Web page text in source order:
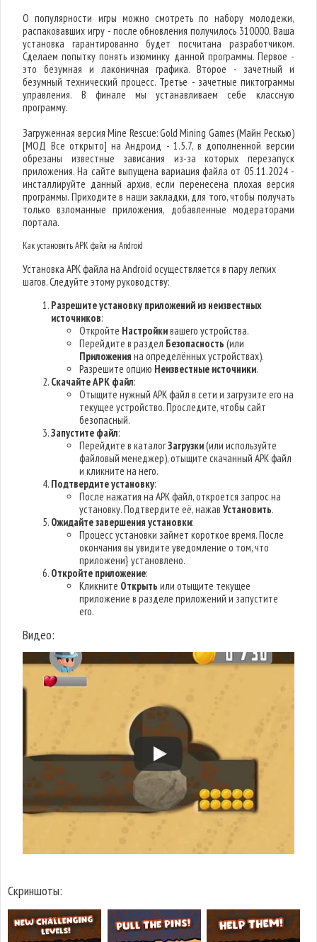
О популярности игры можно смотреть по набору молодежи,
распаковавших игру - после обновления получилось 310000. Ваша
установка гарантированно будет посчитана разработчиком.
Сделаем попытку понять изюминку данной программы. Первое -
это безумная и лаконичная графика. Второе - зачетный и
безумный технический процесс. Третье - зачетные пиктограммы
управления. В финале мы устанавливаем себе классную
программу.
Загруженная версия Mine Rescue: Gold Mining Games (Майн Рескью)
[МОД Все открыто] на Андроид - 1.5.7, в дополненной версии
обрезаны известные зависания из-за которых перезапуск
приложения. На сайте выпущена вариация файла от 05.11.2024 -
инсталлируйте данный архив, если перенесена плохая версия
программы. Приходите в наши закладки, для того, чтобы получать
только взломанные приложения, добавленные модераторами
портала.
Как установить APK файл на Android
Установка APK файла на Android осуществляется в пару легких
шагов. Следуйте этому руководству:
Разрешите установку приложений из неизвестных
источников:
Откройте Настройкивашего устройства.
Перейдите в раздел Безопасность (или
Приложения на определённых устройствах).
Разрешите опцию Неизвестные источники.
Скачайте APK файл:
Отыщите нужный APK файл в сети и загрузите его на
текущее устройство. Проследите, чтобы сайт
безопасный.
Запустите файл:
Перейдите в каталогЗагрузки(или используйте
файловый менеджер), отыщите скачанный APK файл
и кликните на него.
Подтвердите установку:
После нажатия на APK файл, откроется запрос на
установку. Подтвердите её, нажавУстановить.
Ожидайте завершения установки:
Процесс установки займет короткое время. После
окончания вы увидите уведомление о том, что
приложени} установлено.
Откройте приложение:
Кликните Открыть или отыщите текущее
приложение в разделе приложений и запустите
его.
Видео:
Скриншоты: